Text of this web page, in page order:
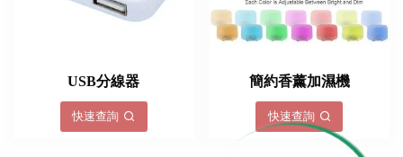
USB分線器
快速查詢
簡約香薰加濕機
快速查詢